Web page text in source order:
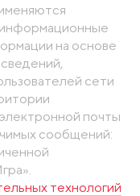
на основе
сети
почты
сообщений:
технологий